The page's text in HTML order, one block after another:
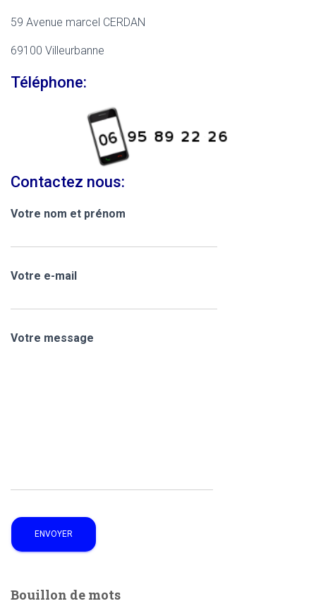
59 Avenue marcel CERDAN
69100 Villeurbanne
Téléphone:
Contactez nous:
Votre nom et prénom
Votre e-mail
Votre message
Bouillon de mots